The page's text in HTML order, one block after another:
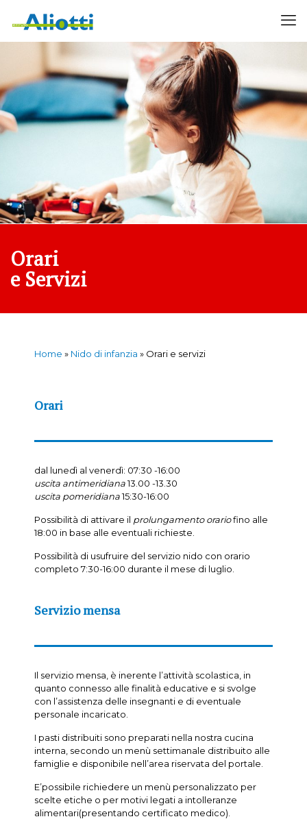
Orari
e Servizi
Home » Nido di infanzia » Orari e servizi
Orari
dal lunedì al venerdì: 07:30 -16:00
uscita antimeridiana13.00 -13.30
uscita pomeridiana15:30-16:00
Possibilità di attivare il prolungamento orariofino alle
18:00 in base alle eventuali richieste.
Possibilità di usufruire del servizio nido con orario
completo 7:30-16:00 durante il mese di luglio.
Servizio mensa
Il servizio mensa, è inerente l’attività scolastica, in
quanto connesso alle finalità educative e si svolge
con l’assistenza delle insegnanti e di eventuale
personale incaricato.
I pasti distribuiti sono preparati nella nostra cucina
interna, secondo un menù settimanale distribuito alle
famiglie e disponibile nell’area riservata del portale.
E’possibile richiedere un menù personalizzato per
scelte etiche o per motivi legati a intolleranze
alimentari(presentando certificato medico).